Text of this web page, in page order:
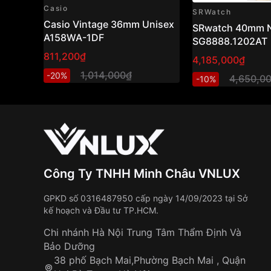
Thương hiệu:
Dòng sản phẩm: Meisterstück Heritage
Mã sản phẩm:
Giới tính:
Tình trạng:Brand New 100%
Fullbox, sổ, thẻ & tag chính hãng
Montblanc Calibre MB 24.15 – Automatic
Trữ cót ~38 giờ
Vỏ & kính:
Đường kính: 41mm
Độ dày: ~9.5mm
Chất liệu vỏ: Thép không gỉ 316L
Mặt số: Trắng chải tia sunburst
Kim & cọc số: Vàng hồng 18K
Kính: Sapphire nguyên khối, phủ AR chống lóa
Casio
Casio Vintage 36mm Unisex
A158WA-1DF
811,200₫
-20% 1,014,000₫
SRWatch
SRwatch 40mm
SG8888.1202AT
4,185,000₫
-10%
Công Ty TNHH Minh Châu VNLUX
GPKD số 0316487950 cấp ngày 14/09/2023 tại Sở
kế hoạch và Đầu tư TP.HCM.
Chi nhánh Hà Nội Trung Tâm Thẩm Định Và
Bảo Dưỡng
38 phố Bạch Mai,Phường Bạch Mai , Quận